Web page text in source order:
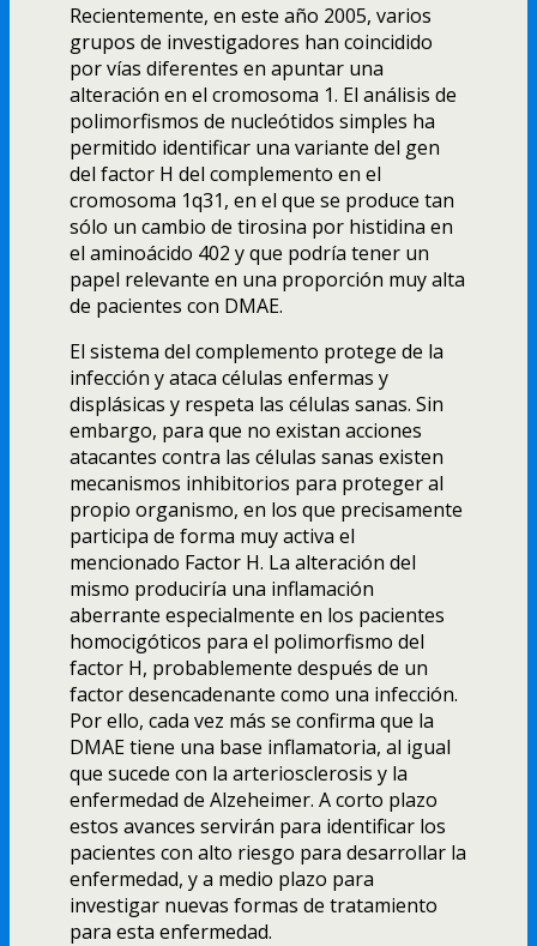
Recientemente, en este año 2005, varios
grupos de investigadores han coincidido
por ví­as diferentes en apuntar una
alteración en el cromosoma 1. El análisis de
polimorfismos de nucleótidos simples ha
permitido identificar una variante del gen
del factor H del complemento en el
cromosoma 1q31, en el que se produce tan
sólo un cambio de tirosina por histidina en
el aminoácido 402 y que podrí­a tener un
papel relevante en una proporción muy alta
de pacientes con DMAE.
El sistema del complemento protege de la
infección y ataca células enfermas y
displásicas y respeta las células sanas. Sin
embargo, para que no existan acciones
atacantes contra las células sanas existen
mecanismos inhibitorios para proteger al
propio organismo, en los que precisamente
participa de forma muy activa el
mencionado Factor H. La alteración del
mismo producirí­a una inflamación
aberrante especialmente en los pacientes
homocigóticos para el polimorfismo del
factor H, probablemente después de un
factor desencadenante como una infección.
Por ello, cada vez más se confirma que la
DMAE tiene una base inflamatoria, al igual
que sucede con la arteriosclerosis y la
enfermedad de Alzeheimer. A corto plazo
estos avances servirán para identificar los
pacientes con alto riesgo para desarrollar la
enfermedad, y a medio plazo para
investigar nuevas formas de tratamiento
para esta enfermedad.